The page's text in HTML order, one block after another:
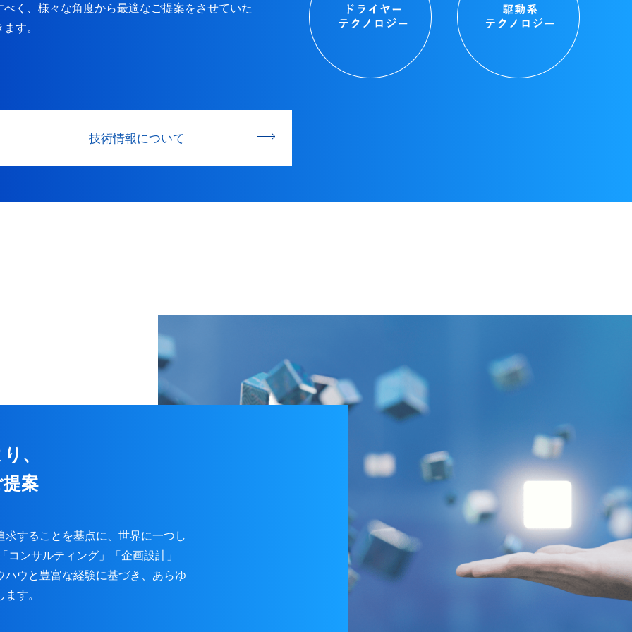
べく、様々な角度から最適なご提案をさせていた
す。
技術情報について
、
案
することを基点に、世界に一つし
ンサルティング」「企画設計」
ウと豊富な経験に基づき、あらゆ
す。